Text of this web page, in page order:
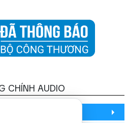
CHÍNH AUDIO